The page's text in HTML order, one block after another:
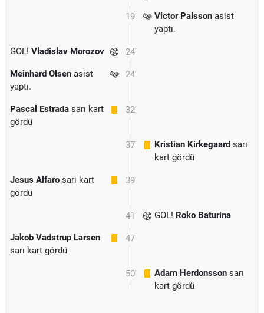
19' Victor Palsson asist
yaptı.
24'
GOL! Vladislav Morozov
24'
Meinhard Olsen asist
yaptı.
32'
Pascal Estrada sarı kart
gördü
37' Kristian Kirkegaard sarı
kart gördü
39'
Jesus Alfaro sarı kart
gördü
41' GOL! Roko Baturina
47'
Jakob Vadstrup Larsen
sarı kart gördü
50' Adam Herdonsson sarı
kart gördü